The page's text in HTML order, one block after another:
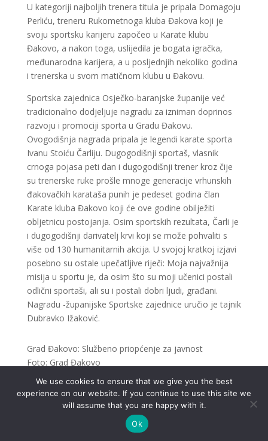
U kategoriji najboljih trenera titula je pripala Domagoju
Perliću, treneru Rukometnoga kluba Đakova koji je
svoju sportsku karijeru započeo u Karate klubu
Đakovo, a nakon toga, uslijedila je bogata igračka,
međunarodna karijera, a u posljednjih nekoliko godina
i trenerska u svom matičnom klubu u Đakovu.
Sportska zajednica Osječko-baranjske županije već
tradicionalno dodjeljuje nagradu za izniman doprinos
razvoju i promociji sporta u Gradu Đakovu.
Ovogodišnja nagrada pripala je legendi karate sporta
Ivanu Stoiću Čarliju. Dugogodišnji sportaš, vlasnik
crnoga pojasa peti dan i dugogodišnji trener kroz čije
su trenerske ruke prošle mnoge generacije vrhunskih
đakovačkih karataša punih je pedeset godina član
Karate kluba Đakovo koji će ove godine obilježiti
obljetnicu postojanja. Osim sportskih rezultata, Čarli je
i dugogodišnji darivatelj krvi koji se može pohvaliti s
više od 130 humanitarnih akcija. U svojoj kratkoj izjavi
posebno su ostale upečatljive riječi: Moja najvažnija
misija u sportu je, da osim što su moji učenici postali
odlični sportaši, ali su i postali dobri ljudi, građani.
Nagradu -županijske Sportske zajednice uručio je tajnik
Dubravko Ižaković.
Grad Đakovo: Službeno priopćenje za javnost
Foto: Grad Đakovo
.
We use cookies to ensure that we give you the best
experience on our website. If you continue to use this site we
will assume that you are happy with it.
Ok